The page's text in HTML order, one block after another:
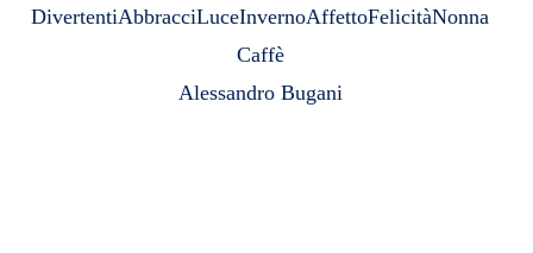
DivertentiAbbracciLuceInvernoAffettoFelicitàNonna
Caffè
Alessandro Bugani